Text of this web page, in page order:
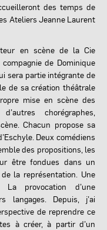
des temps de
Ateliers Jeanne Laurent
en scène de la Cie
de Dominique
sera partie intégrante de
de sa création théâtrale
mise en scène des
chorégraphes,
Chacun propose sa
Deux comédiens
des propositions, les
être fondues dans un
la représentation. Une
La provocation d’une
langages. Depuis, j’ai
de reprendre ce
à créer, à partir d’un